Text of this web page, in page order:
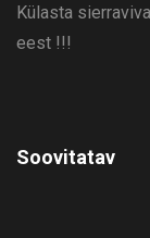
Külasta
eest !!!
Soovitatav